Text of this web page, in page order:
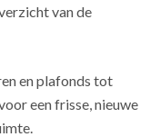
van de
en plafonds tot
een frisse, nieuwe